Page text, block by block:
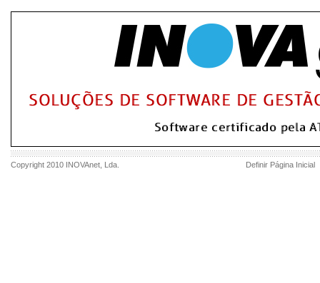
Copyright 2010 INOVAnet , Lda. Definir Página Inicial